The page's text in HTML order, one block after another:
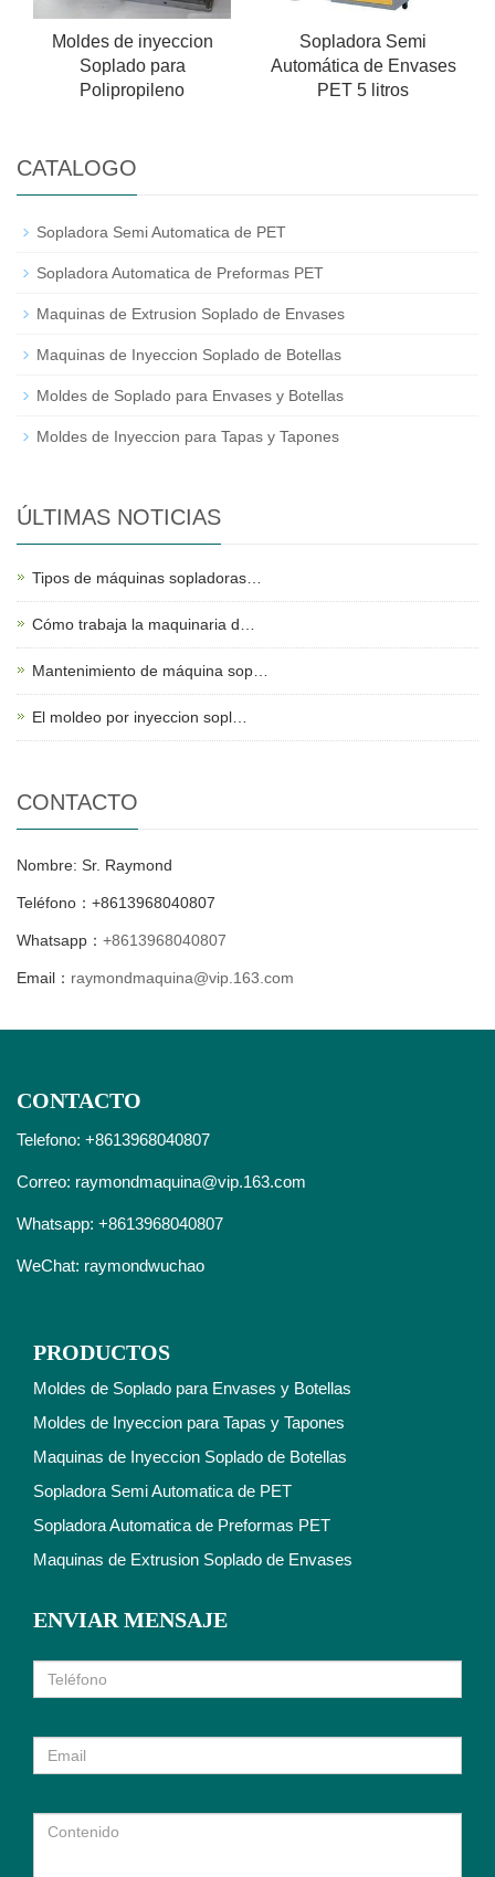
Moldes de inyeccion
Soplado para
Polipropileno
Sopladora Semi
Automática de Envases
PET 5 litros
CATALOGO
Sopladora Semi Automatica de PET
Sopladora Automatica de Preformas PET
Maquinas de Extrusion Soplado de Envases
Maquinas de Inyeccion Soplado de Botellas
Moldes de Soplado para Envases y Botellas
Moldes de Inyeccion para Tapas y Tapones
ÚLTIMAS NOTICIAS
Tipos de máquinas sopladoras…
Cómo trabaja la maquinaria d…
Mantenimiento de máquina sop…
El moldeo por inyeccion sopl…
CONTACTO
Nombre: Sr. Raymond
Teléfono：+8613968040807
Whatsapp： +8613968040807
Email： raymondmaquina@vip.163.com
CONTACTO
Telefono: +8613968040807
Correo: raymondmaquina@vip.163.com
Whatsapp: +8613968040807
WeChat: raymondwuchao
PRODUCTOS
Moldes de Soplado para Envases y Botellas
Moldes de Inyeccion para Tapas y Tapones
Maquinas de Inyeccion Soplado de Botellas
Sopladora Semi Automatica de PET
Sopladora Automatica de Preformas PET
Maquinas de Extrusion Soplado de Envases
ENVIAR MENSAJE